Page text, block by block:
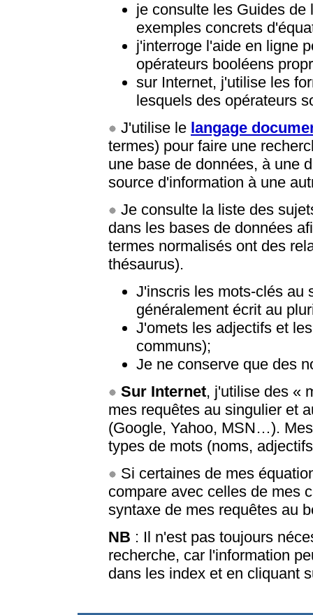
je consulte les Guides
exemples concrets
j'interroge l'aide en ligne
opérateurs booléens
sur Internet, j'utilise les
lesquels des opérateurs
J'utilise le langage
termes) pour faire une
une base de données, à une
source d'information à une
Je consulte la liste des
dans les bases de données
termes normalisés ont des
thésaurus).
J'inscris les mots-clés au
généralement écrit au
J'omets les adjectifs et
communs);
Je ne conserve que des
Sur Internet, j'utilise des «
mes requêtes au singulier et
(Google, Yahoo, MSN…).
types de mots (noms,
Si certaines de mes
compare avec celles de mes
syntaxe de mes requêtes au
NB : Il n'est pas toujours
recherche, car l'information
dans les index et en cliquant